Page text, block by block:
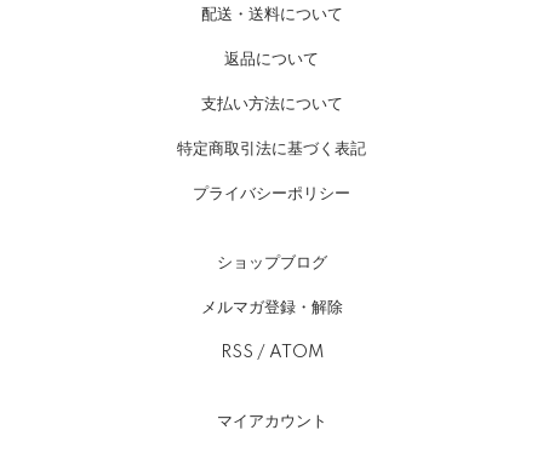
配送・送料について
返品について
支払い方法について
特定商取引法に基づく表記
プライバシーポリシー
ショップブログ
メルマガ登録・解除
RSS / ATOM
マイアカウント